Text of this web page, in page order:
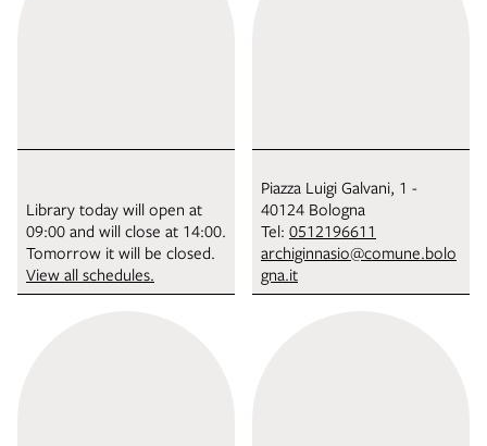
Library today will open at
09:00 and will close at 14:00.
Tomorrow it will be closed.
View all schedules.
Piazza Luigi Galvani, 1 -
40124 Bologna
Tel: 0512196611
archiginnasio@comune.bolo
gna.it